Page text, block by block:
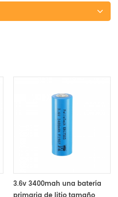
3.6v 3400mah una batería